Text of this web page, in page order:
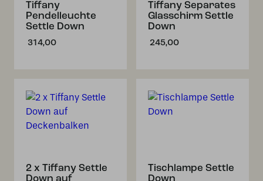
Tiffany
Pendelleuchte
Settle Down
314,00
Tiffany Separates
Glasschirm Settle
Down
245,00
2 x Tiffany Settle
Down auf
Tischlampe Settle
Down